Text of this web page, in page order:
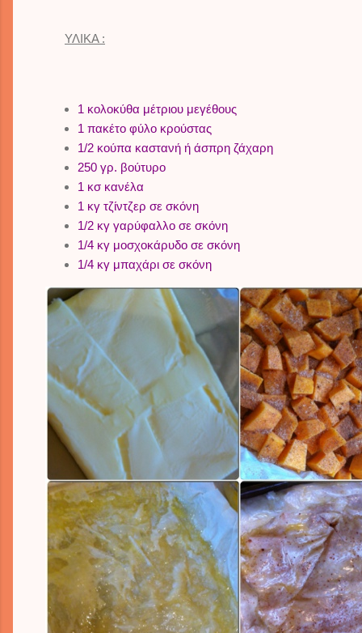
ΥΛΙΚΑ :
1 κολοκύθα μέτριου μεγέθους
1 πακέτο φύλο κρούστας
1/2 κούπα καστανή ή άσπρη ζάχαρη
250 γρ. βούτυρο
1 κσ κανέλα
1 κγ τζίντζερ σε σκόνη
1/2 κγ γαρύφαλλο σε σκόνη
1/4 κγ μοσχοκάρυδο σε σκόνη
1/4 κγ μπαχάρι σε σκόνη